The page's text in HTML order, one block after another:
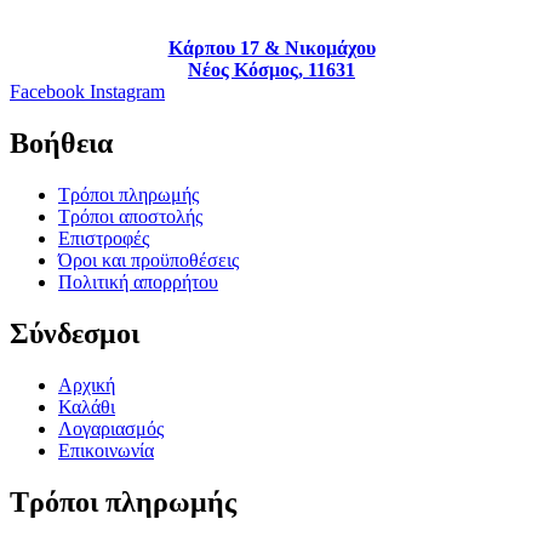
Κάρπου 17 & Νικομάχου
Νέος Κόσμος, 11631
Facebook Instagram
Βοήθεια
Τρόποι πληρωμής
Τρόποι αποστολής
Επιστροφές
Όροι και προϋποθέσεις
Πολιτική απορρήτου
Σύνδεσμοι
Αρχική
Καλάθι
Λογαριασμός
Επικοινωνία
Τρόποι πληρωμής